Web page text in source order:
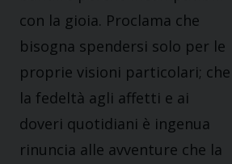
con la gioia. Proclama che
bisogna spendersi solo per le
proprie visioni particolari; che
la fedeltà agli affetti e ai
doveri quotidiani è ingenua
rinuncia alle avventure che la